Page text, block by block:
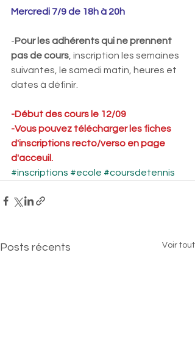
Mercredi 7/9 de 18h à 20h
-Pour les adhérents qui ne prennent
pas de cours , inscription les semaines
suivantes, le samedi matin, heures et
dates à définir.
-Début des cours le 12/09
-Vous pouvez télécharger les fiches
d'inscriptions recto/verso en page
d'acceuil.
#inscriptions #ecole #coursdetennis
Posts récents Voir tout